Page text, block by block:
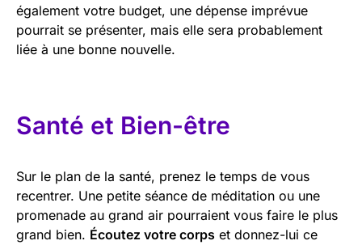
également votre budget, une dépense imprévue
pourrait se présenter, mais elle sera probablement
liée à une bonne nouvelle.
Santé et Bien-être
Sur le plan de la santé, prenez le temps de vous
recentrer. Une petite séance de méditation ou une
promenade au grand air pourraient vous faire le plus
grand bien. Écoutez votre corps et donnez-lui ce